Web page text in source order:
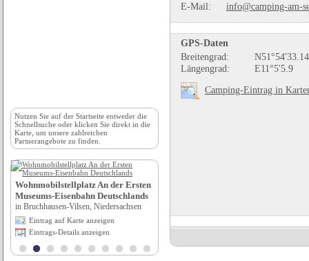
E-Mail:
info@camping-am-
GPS-Daten
Breitengrad:
N51°54'33.14
Längengrad:
E11°5'5.9
Camping-Eintrag in
Nutzen Sie auf der Startseite entweder die
Schnellsuche oder klicken Sie direkt in die
Karte, um unsere zahlreichen
Partnerangebote zu finden.
Wohnmobilstellplatz An der Ersten
Museums-Eisenbahn Deutschlands
in Bruchhausen-Vilsen, Niedersachsen
Eintrag auf Karte anzeigen
Eintrags-Details anzeigen
Eintrags-Details anzeigen